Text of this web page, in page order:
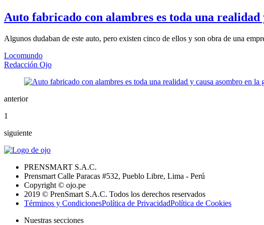
Auto fabricado con alambres es toda una
Algunos dudaban de este auto, pero existen cinco de ellos y son obra de una
Locomundo
Redacción Ojo
anterior
1
siguiente
PRENSMART S.A.C.
Prensmart Calle Paracas #532, Pueblo Libre, Lima - Perú
Copyright © ojo.pe
2019 © PrenSmart S.A.C. Todos los derechos reservados
Términos y CondicionesPolítica de PrivacidadPolítica de Cookies
Nuestras secciones